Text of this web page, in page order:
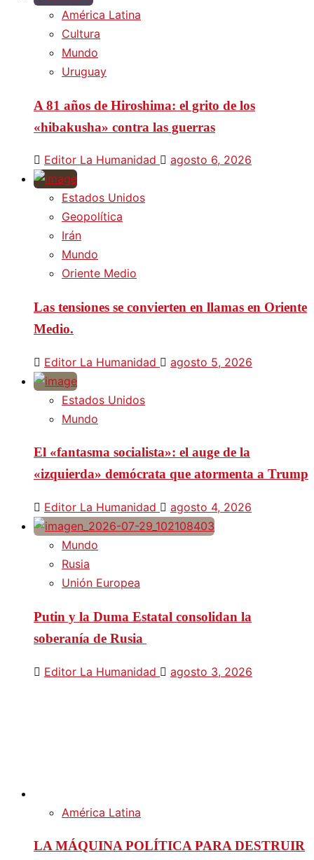
América Latina
Cultura
Mundo
Uruguay
A 81 años de Hiroshima: el grito de los
«hibakusha» contra las guerras
Editor La Humanidad agosto 6, 2026
Estados Unidos
Geopolítica
Irán
Mundo
Oriente Medio
Las tensiones se convierten en llamas en Oriente
Medio.
Editor La Humanidad agosto 5, 2026
Estados Unidos
Mundo
El «fantasma socialista»: el auge de la
«izquierda» demócrata que atormenta a Trump
Editor La Humanidad agosto 4, 2026
Mundo
Rusia
Unión Europea
Putin y la Duma Estatal consolidan la
soberanía de Rusia
Editor La Humanidad agosto 3, 2026
América Latina
LA MÁQUINA POLÍTICA PARA DESTRUIR